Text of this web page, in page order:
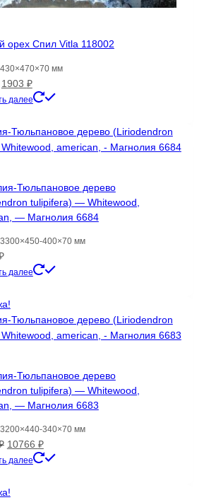
орех Спил Vitla 118002
мм
Первоначальная
цена
3488 ₽.
1903 ₽Текущая
цена:
далее
Тюльпановое дерево
tulipifera) — Whitewood,
— Магнолия 6684
400×70 мм
далее
Тюльпановое дерево
tulipifera) — Whitewood,
— Магнолия 6683
340×70 мм
Первоначальная
цена
19809 ₽.
10766 ₽Текущая
цена:
далее